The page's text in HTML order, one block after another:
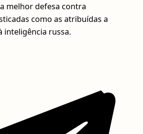
melhor defesa contra
como as atribuídas a
inteligência russa.